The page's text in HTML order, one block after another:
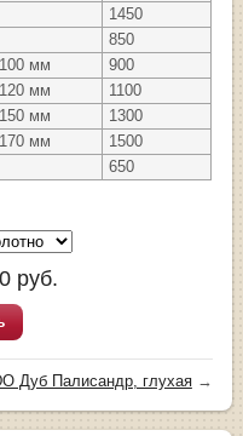
1450
850
мм
900
мм
1100
мм
1300
мм
1500
650
руб.
Дуб Палисандр, глухая→